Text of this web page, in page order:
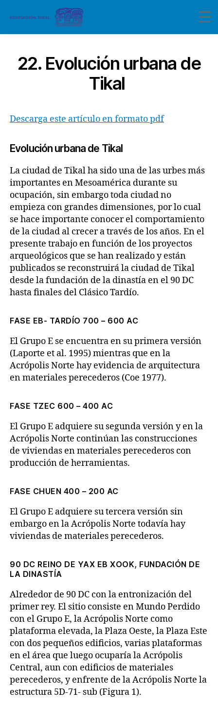
22. Evolución urbana de
Tikal
Descarga este artículo en formato pdf
Evolución urbana de Tikal
La ciudad de Tikal ha sido una de las urbes más
importantes en Mesoamérica durante su
ocupación, sin embargo toda ciudad no
empieza con grandes dimensiones, por lo cual
se hace importante conocer el comportamiento
de la ciudad al crecer a través de los años. En el
presente trabajo en función de los proyectos
arqueológicos que se han realizado y están
publicados se reconstruirá la ciudad de Tikal
desde la fundación de la dinastía en el 90 DC
hasta finales del Clásico Tardío.
FASE EB- TARDÍO 700 – 600 AC
El Grupo E se encuentra en su primera versión
(Laporte et al. 1995) mientras que en la
Acrópolis Norte hay evidencia de arquitectura
en materiales perecederos (Coe 1977).
FASE TZEC 600 – 400 AC
El Grupo E adquiere su segunda versión y en la
Acrópolis Norte continúan las construcciones
de viviendas en materiales perecederos con
producción de herramientas.
FASE CHUEN 400 – 200 AC
El Grupo E adquiere su tercera versión sin
embargo en la Acrópolis Norte todavía hay
viviendas de materiales perecederos.
90 DC REINO DE YAX EB XOOK, FUNDACIÓN DE
LA DINASTÍA
Alrededor de 90 DC con la entronización del
primer rey. El sitio consiste en Mundo Perdido
con el Grupo E, la Acrópolis Norte como
plataforma elevada, la Plaza Oeste, la Plaza Este
con dos pequeños edificios, varias plataformas
en el área que luego ocuparía la Acrópolis
Central, aun con edificios de materiales
perecederos, y enfrente de la Acrópolis Norte la
estructura 5D-71- sub (Figura 1).